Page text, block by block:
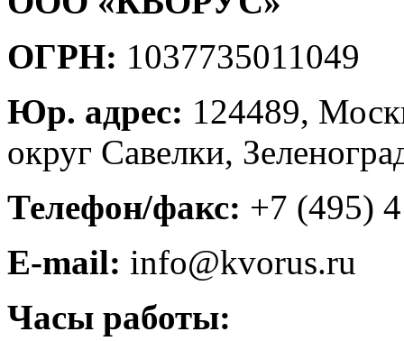
ОГРН: 1037735011049
Юр. адрес: 124489,
округ Савелки,
Телефон/факс: +7 (495)
E-mail: info@kvorus.ru
Часы работы: